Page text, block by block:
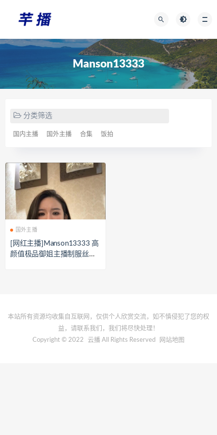
Manson13333
分类筛选
国内主播 国外主播 合集 饭拍
国外主播
[网红主播]Manson13333 高
颜值极品御姐主播制服丝袜
本站所有资源均收集自互联网，仅供个人欣赏交流，如不慎侵犯了您的权
益，请联系我们，我们将尽快处理！
Copyright © 2022
云播 All Rights Reserved 网站地图